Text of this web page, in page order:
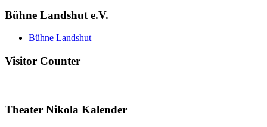
Bühne Landshut e.V.
Bühne Landshut
Visitor Counter
Theater Nikola Kalender